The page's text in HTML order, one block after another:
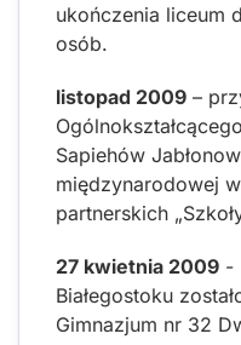
ukończenia liceum
osób.
listopad 2009 –
Sapiehów
międzynarodowej
partnerskich
27 kwietnia 2009 -
Białegostoku
Gimnazjum nr 32